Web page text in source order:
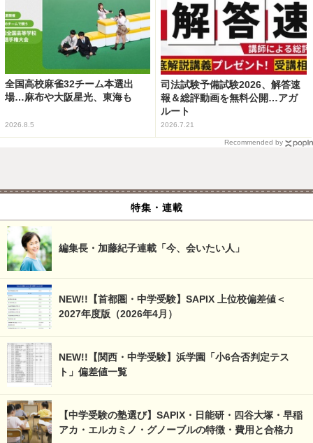
全国高校麻雀32チーム本選出
場…麻布や大阪星光、東海も
2026.8.5
司法試験予備試験2026、解答速
報＆総評動画を無料公開…アガ
ルート
2026.7.21
Recommended by
特集・連載
編集長・加藤紀子連載「今、会いたい人」
NEW!!【首都圏・中学受験】SAPIX 上位校偏差値＜
2027年度版（2026年4月）
NEW!!【関西・中学受験】浜学園「小6合否判定テス
ト」偏差値一覧
【中学受験の塾選び】SAPIX・日能研・四谷大塚・早稲
アカ・エルカミノ・グノーブルの特徴・費用と合格力